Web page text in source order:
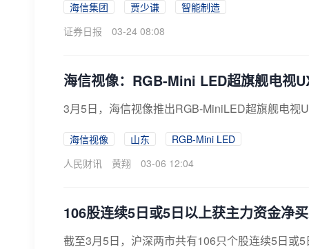
海信集团 贾少谦
智能制造
证券日报
03-24 08:08
海信视像：RGB-Mini LED超旗舰电视
3月5日，海信视像推出RGB-MiniLED超旗舰电视
海信视像 山东
RGB-Mini LED
人民财讯
黄翔 03-06 12:04
106股连续5日或5日以上获主力资金净
截至3月5日，沪深两市共有106只个股连续5日或